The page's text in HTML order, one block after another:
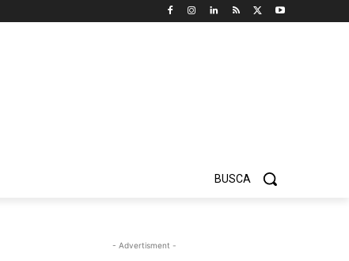
BUSCA
- Advertisment -